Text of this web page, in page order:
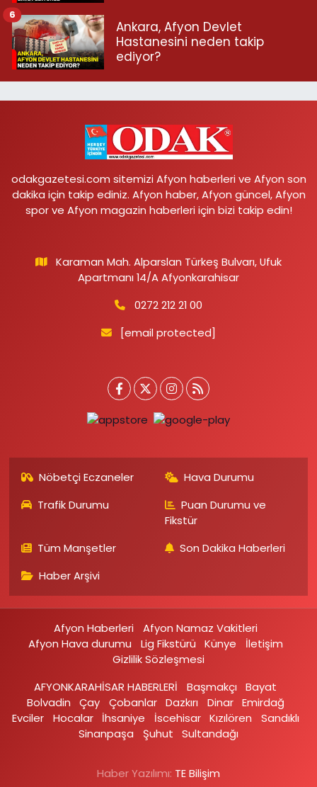
Ankara, Afyon Devlet
Hastanesini neden takip
ediyor?
6
odakgazetesi.com sitemizi Afyon haberleri ve Afyon son
dakika için takip ediniz. Afyon haber, Afyon güncel, Afyon
spor ve Afyon magazin haberleri için bizi takip edin!
Karaman Mah. Alparslan Türkeş Bulvarı, Ufuk
Apartmanı 14/A Afyonkarahisar
0272 212 21 00
[email protected]
Nöbetçi Eczaneler
Hava Durumu
Trafik Durumu
Puan Durumu ve
Fikstür
Tüm Manşetler
Son Dakika Haberleri
Haber Arşivi
Afyon Haberleri
Afyon Namaz Vakitleri
Afyon Hava durumu
Lig Fikstürü Künye
İletişim
Gizlilik Sözleşmesi
AFYONKARAHİSAR HABERLERİ
Başmakçı
Bayat
Bolvadin
Çay Çobanlar Dazkırı Dinar Emirdağ‎
Evciler‎
Hocalar İhsaniye‎ İscehisar Kızılören‎
Sandıklı‎
Sinanpaşa
Şuhut Sultandağı
Haber Yazılımı: TE Bilişim